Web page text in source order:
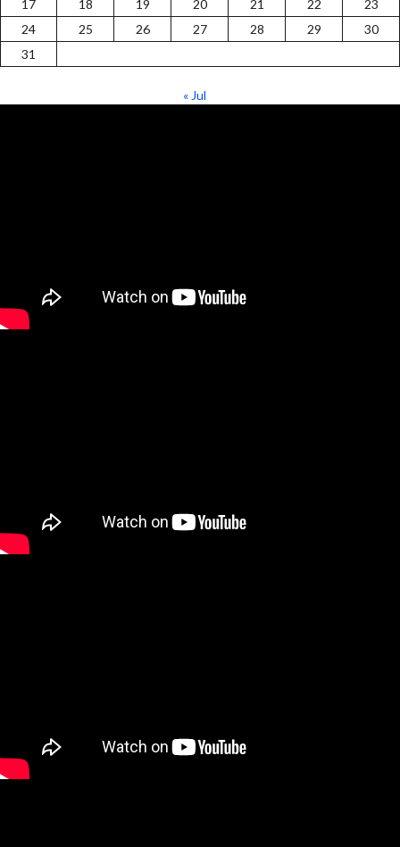
17
18 19 20 21 22
23
24
25 26 27 28 29
30
31
« Jul